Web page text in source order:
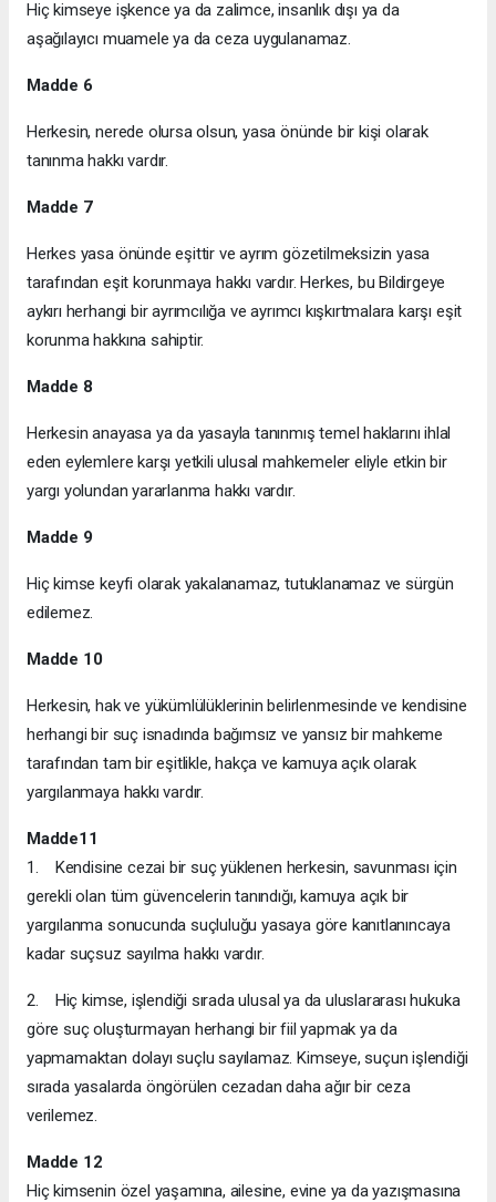
Hiç kimseye işkence ya da zalimce, insanlık dışı ya da
aşağılayıcı muamele ya da ceza uygulanamaz.
Madde 6
Herkesin, nerede olursa olsun, yasa önünde bir kişi olarak
tanınma hakkı vardır.
Madde 7
Herkes yasa önünde eşittir ve ayrım gözetilmeksizin yasa
tarafından eşit korunmaya hakkı vardır. Herkes, bu Bildirgeye
aykırı herhangi bir ayrımcılığa ve ayrımcı kışkırtmalara karşı eşit
korunma hakkına sahiptir.
Madde 8
Herkesin anayasa ya da yasayla tanınmış temel haklarını ihlal
eden eylemlere karşı yetkili ulusal mahkemeler eliyle etkin bir
yargı yolundan yararlanma hakkı vardır.
Madde 9
Hiç kimse keyfi olarak yakalanamaz, tutuklanamaz ve sürgün
edilemez.
Madde 10
Herkesin, hak ve yükümlülüklerinin belirlenmesinde ve kendisine
herhangi bir suç isnadında bağımsız ve yansız bir mahkeme
tarafından tam bir eşitlikle, hakça ve kamuya açık olarak
yargılanmaya hakkı vardır.
Madde11
1. Kendisine cezai bir suç yüklenen herkesin, savunması için
gerekli olan tüm güvencelerin tanındığı, kamuya açık bir
yargılanma sonucunda suçluluğu yasaya göre kanıtlanıncaya
kadar suçsuz sayılma hakkı vardır.
2. Hiç kimse, işlendiği sırada ulusal ya da uluslararası hukuka
göre suç oluşturmayan herhangi bir fiil yapmak ya da
yapmamaktan dolayı suçlu sayılamaz. Kimseye, suçun işlendiği
sırada yasalarda öngörülen cezadan daha ağır bir ceza
verilemez.
Madde 12
Hiç kimsenin özel yaşamına, ailesine, evine ya da yazışmasına